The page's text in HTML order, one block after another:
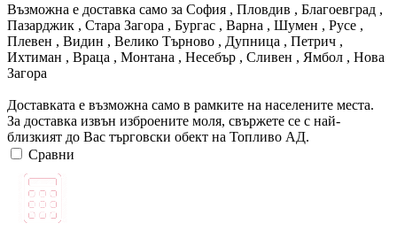
Възможна е доставка само за София , Пловдив , Благоевград ,
Пазарджик , Стара Загора , Бургас , Варна , Шумен , Русе ,
Плевен , Видин , Велико Търново , Дупница , Петрич ,
Ихтиман , Враца , Монтана , Несебър , Сливен , Ямбол , Нова
Загора
Доставката е възможна само в рамките на населените места.
За доставка извън изброените моля, свържете се с най-
близкият до Вас търговски обект на Топливо АД.
Сравни